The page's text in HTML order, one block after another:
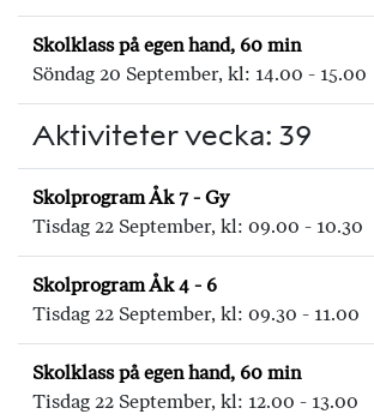
Skolklass på egen hand, 60 min
Söndag 20 September, kl: 14.00 - 15.00
Aktiviteter vecka: 39
Skolprogram Åk 7 - Gy
Tisdag 22 September, kl: 09.00 - 10.30
Skolprogram Åk 4 - 6
Tisdag 22 September, kl: 09.30 - 11.00
Skolklass på egen hand, 60 min
Tisdag 22 September, kl: 12.00 - 13.00